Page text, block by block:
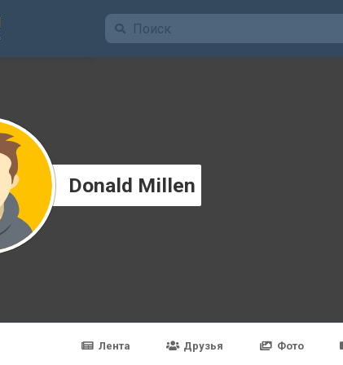
Donald Millen
Лента Друзья Фото